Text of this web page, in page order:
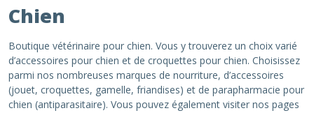
Chien
Boutique vétérinaire pour chien. Vous y trouverez un choix varié
d’accessoires pour chien et de croquettes pour chien. Choisissez
parmi nos nombreuses marques de nourriture, d’accessoires
(jouet, croquettes, gamelle, friandises) et de parapharmacie pour
chien (antiparasitaire). Vous pouvez également visiter nos pages